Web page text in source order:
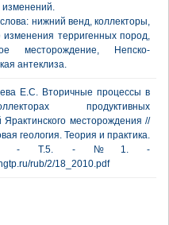
изменений.
нижний венд, коллекторы,
изменения терригенных пород,
месторождение, Непско-
антеклиза.
Е.С. Вторичные процессы в
продуктивных
Ярактинского месторождения //
геология. Теория и практика.
- Т.5. - №1. -
rub/2/18_2010.pdf